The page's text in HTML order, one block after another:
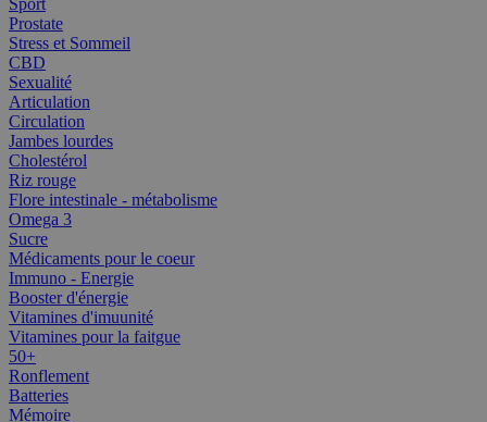
Sport
Prostate
Stress et Sommeil
CBD
Sexualité
Articulation
Circulation
Jambes lourdes
Cholestérol
Riz rouge
Flore intestinale - métabolisme
Omega 3
Sucre
Médicaments pour le coeur
Immuno - Energie
Booster d'énergie
Vitamines d'imuunité
Vitamines pour la faitgue
50+
Ronflement
Batteries
Mémoire